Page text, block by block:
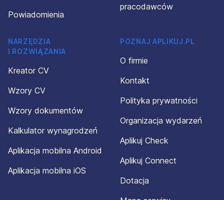
Powiadomienia
pracodawców
NARZĘDZIA
I ROZWIĄZANIA
Kreator CV
Wzory CV
Wzory dokumentów
Kalkulator wynagrodzeń
Aplikacja mobilna Android
Aplikacja mobilna iOS
POZNAJ APLIKUJ.PL
O firmie
Kontakt
Polityka prywatności
Organizacja wydarzeń
Aplikuj Check
Aplikuj Connect
Dotacja